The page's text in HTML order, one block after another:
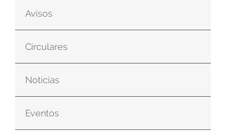
Avisos
Circulares
Noticias
Eventos